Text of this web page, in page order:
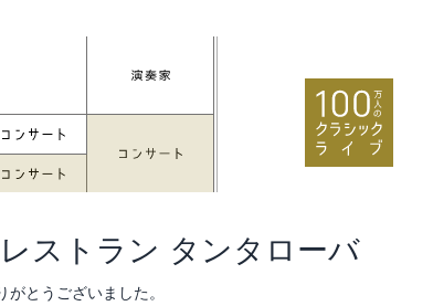
ストラン タンタローバ
がとうございました。